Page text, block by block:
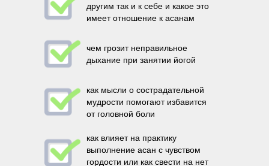
как влияет на практику
выполнение асан с чувством
гордости или как свести на нет
чем грозит неправильное
дыхание при занятии йогой
как мысли о сострадательной
мудрости помогают избавится
от головной боли
другим так и к себе и какое это
имеет отношение к асанам